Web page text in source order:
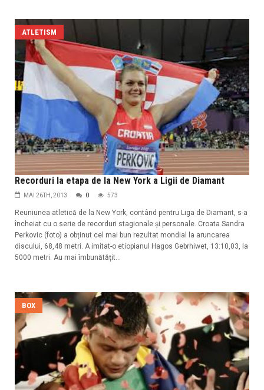
ATLETISM
Recorduri la etapa de la New York a Ligii de Diamant
MAI 26TH, 2013 0 573
Reuniunea atletică de la New York, contând pentru Liga de Diamant, s-a
încheiat cu o serie de recorduri stagionale și personale. Croata Sandra
Perkovic (foto) a obținut cel mai bun rezultat mondial la aruncarea
discului, 68,48 metri. A imitat-o etiopianul Hagos Gebrhiwet, 13:10,03, la
5000 metri. Au mai îmbunătățit...
BOX